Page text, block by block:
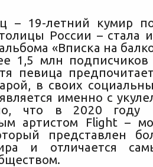
– 19-летний кумир
России – стала
«Вписка на
1,5 млн подписчиков
певица
в своих
именно с
что в 2020 году
артистом Flight –
представлен
и отличается